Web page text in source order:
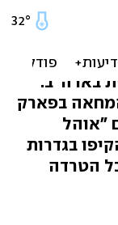
אוהל
בארה"ב:
בפארק
"אוהל
בגדרות
הטרדה